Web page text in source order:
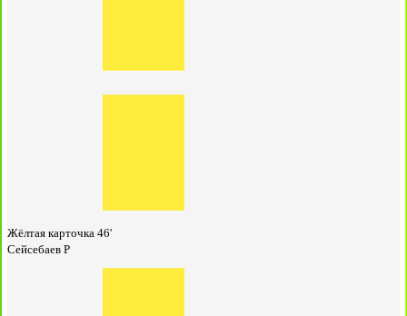
Жёлтая карточка 46'
Сейсебаев Р